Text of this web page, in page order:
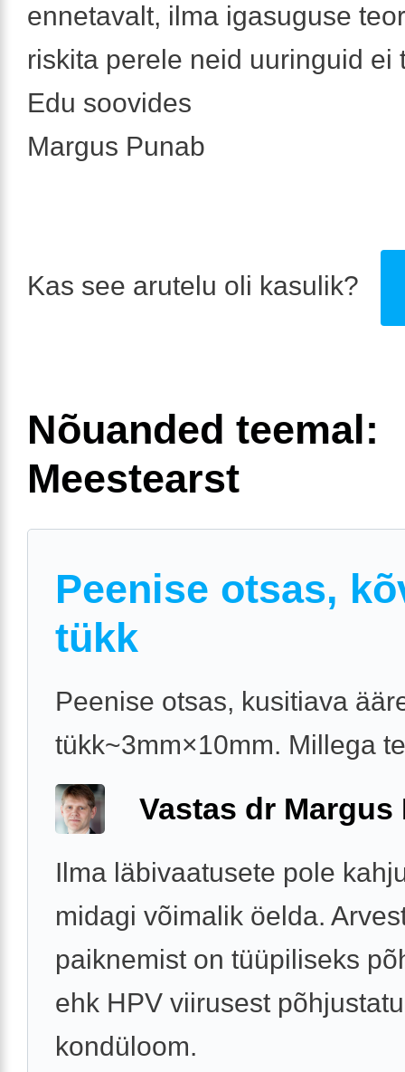
ennetavalt, ilma igasuguse
riskita perele neid uuringuid ei
Edu soovides
Margus Punab
Kas see arutelu oli kasulik?
Nõuanded teemal:
Meestearst
Peenise otsas,
tükk
Peenise otsas, kusitiava
tükk~3mm×10mm. Millega
Vastas dr Margus
Ilma läbivaatusete pole
midagi võimalik öelda.
paiknemist on tüüpiliseks
ehk HPV viirusest
kondüloom.